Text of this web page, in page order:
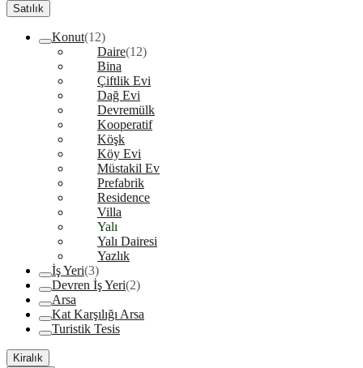
Satılık
Konut(12)
Daire(12)
Bina
Çiftlik Evi
Dağ Evi
Devremülk
Kooperatif
Köşk
Köy Evi
Müstakil Ev
Prefabrik
Residence
Villa
Yalı
Yalı Dairesi
Yazlık
İş Yeri(3)
Devren İş Yeri(2)
Arsa
Kat Karşılığı Arsa
Turistik Tesis
Kiralık